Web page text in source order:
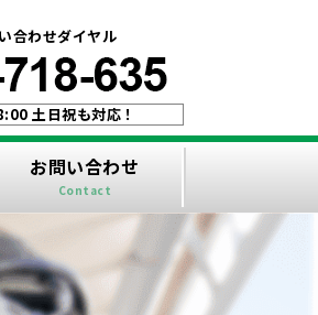
合わせダイヤル
土日祝も対応！
お問い合わせ
Contact